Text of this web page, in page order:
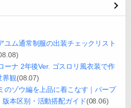
ユム通常制服の出装チェックリスト
ーナ 2年後Ver. ゴスロリ風衣装で作
界観(08.07)
のゾウ編を上品に着こなす｜パープ
本区别・活動搭配ガイド(08.06)